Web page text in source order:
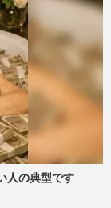
人の典型です